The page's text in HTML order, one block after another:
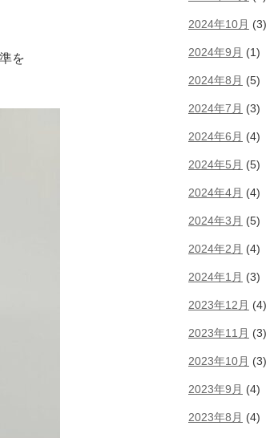
を
2024年10月 (3)
2024年9月 (1)
2024年8月 (5)
2024年7月 (3)
2024年6月 (4)
2024年5月 (5)
2024年4月 (4)
2024年3月 (5)
2024年2月 (4)
2024年1月 (3)
2023年12月 (4)
2023年11月 (3)
2023年10月 (3)
2023年9月 (4)
2023年8月 (4)